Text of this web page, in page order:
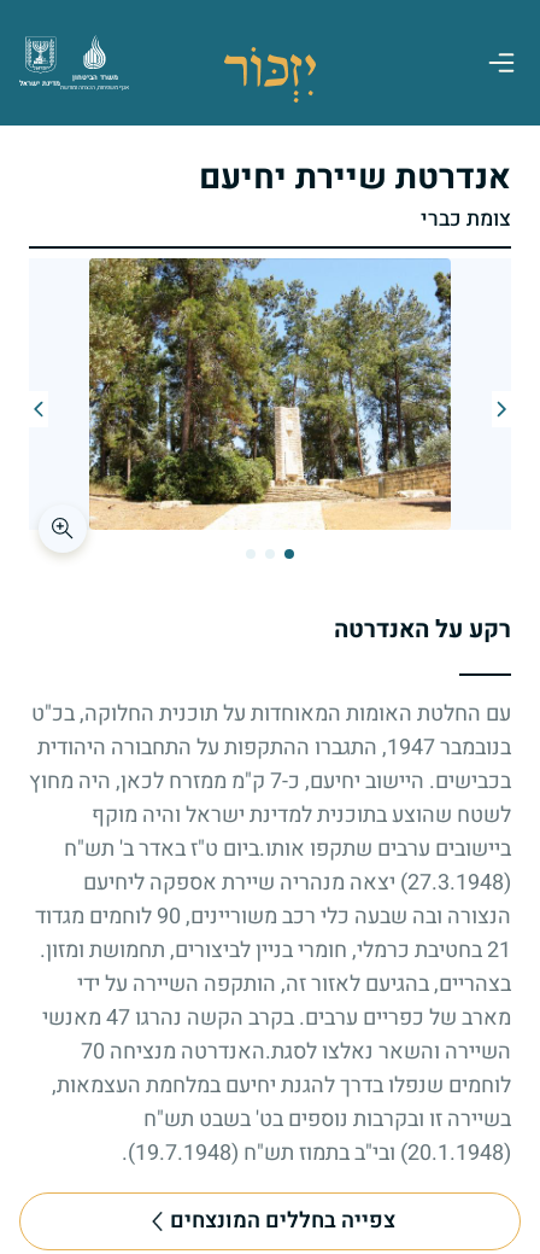
מדינת ישראל
משרד הביטחון
אגף משפחות, הנצחה ומורשת
אנדרטת שיירת יחיעם
צומת כברי
רקע על האנדרטה
עם החלטת האומות המאוחדות על תוכנית החלוקה, בכ"ט
בנובמבר 1947, התגברו ההתקפות על התחבורה היהודית
בכבישים. היישוב יחיעם, כ-7 ק"מ ממזרח לכאן, היה מחוץ
לשטח שהוצע בתוכנית למדינת ישראל והיה מוקף
ביישובים ערבים שתקפו אותו.ביום ט"ז באדר ב' תש"ח
(27.3.1948) יצאה מנהריה שיירת אספקה ליחיעם
הנצורה ובה שבעה כלי רכב משוריינים, 90 לוחמים מגדוד
21 בחטיבת כרמלי, חומרי בניין לביצורים, תחמושת ומזון.
בצהריים, בהגיעם לאזור זה, הותקפה השיירה על ידי
מארב של כפריים ערבים. בקרב הקשה נהרגו 47 מאנשי
השיירה והשאר נאלצו לסגת.האנדרטה מנציחה 70
לוחמים שנפלו בדרך להגנת יחיעם במלחמת העצמאות,
בשיירה זו ובקרבות נוספים בט' בשבט תש"ח
(20.1.1948) ובי"ב בתמוז תש"ח (19.7.1948).
צפייה בחללים המונצחים